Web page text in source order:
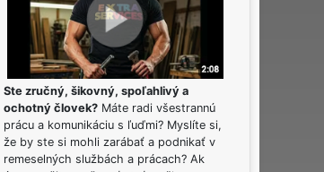
Ste zručný, šikovný, spoľahlivý a
ochotný človek? Máte radi všestrannú
prácu a komunikáciu s ľuďmi? Myslíte si,
že by ste si mohli zarábať a podnikať v
remeselných službách a prácach? Ak